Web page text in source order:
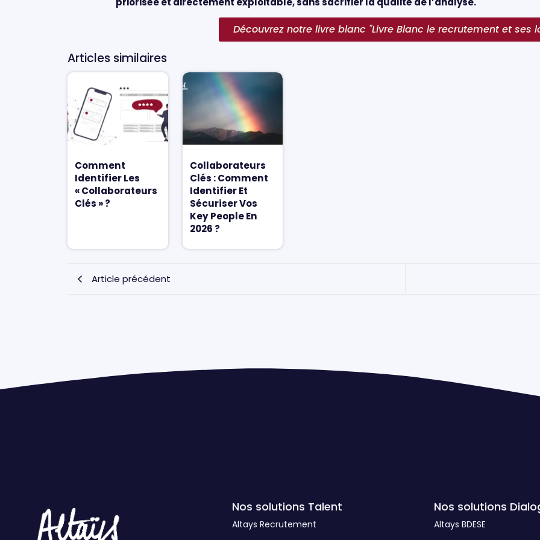
Découvrez notre livre blanc "Livre Blanc le recrutement et ses
Articles similaires
Comment
Identifier Les
« Collaborateurs
Clés » ?
Collaborateurs
Clés : Comment
Identifier Et
Sécuriser Vos
Key People En
2026 ?
Article précédent
Nos solutions Talent
Altays Recrutement
Nos solutions
Altays BDESE